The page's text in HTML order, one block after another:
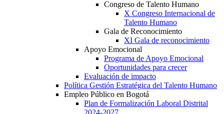
Congreso de Talento Humano
X Congreso Internacional de
Talento Humano
Gala de Reconocimiento
XI Gala de reconocimiento
Apoyo Emocional
Programa de Apoyo Emocional
Oportunidades para crecer
Evaluación de impacto
Política Gestión Estratégica del Talento Humano
Empleo Público en Bogotá
Plan de Formalización Laboral Distrital
2024-2027